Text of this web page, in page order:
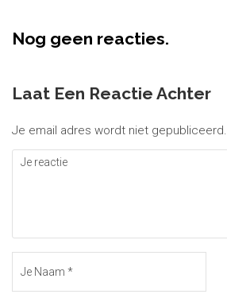
Nog geen reacties.
Laat Een Reactie Achter
Je email adres wordt niet gepubliceerd.